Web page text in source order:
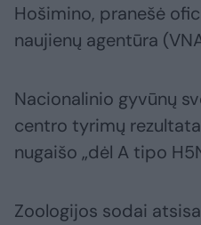
Hošimino, pranešė
naujienų agentūra
Nacionalinio gyvūnų
centro tyrimų
nugaišo „dėl A tipo
Zoologijos sodai